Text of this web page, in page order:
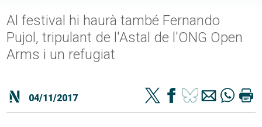
Al festival hi haurà també Fernando
Pujol, tripulant de l'Astal de l'ONG Open
Arms i un refugiat
04/11/2017